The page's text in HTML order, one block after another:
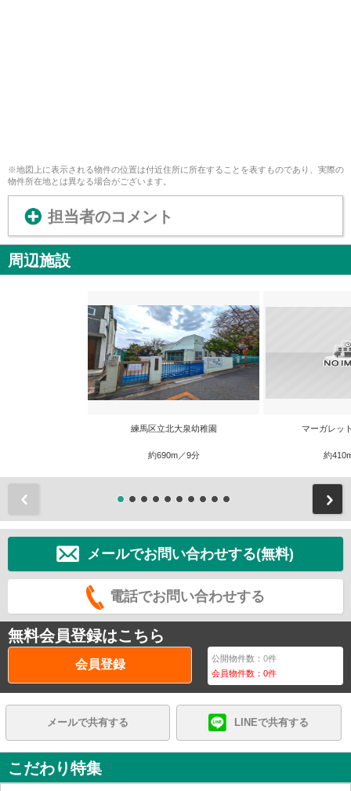
※地図上に表示される物件の位置は付近住所に所在することを表すものであり、実際の
物件所在地とは異なる場合がございます。
担当者のコメント
周辺施設
練馬区立北大泉幼稚園
約690m／9分
マーガレッ
約
メールでお問い合わせする(無料)
電話でお問い合わせする
無料会員登録はこちら
会員登録 公開物件数：0件
会員物件数：0件
メールで共有する LINEで共有する
こだわり特集